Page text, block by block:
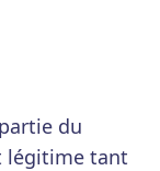
du
légitime tant